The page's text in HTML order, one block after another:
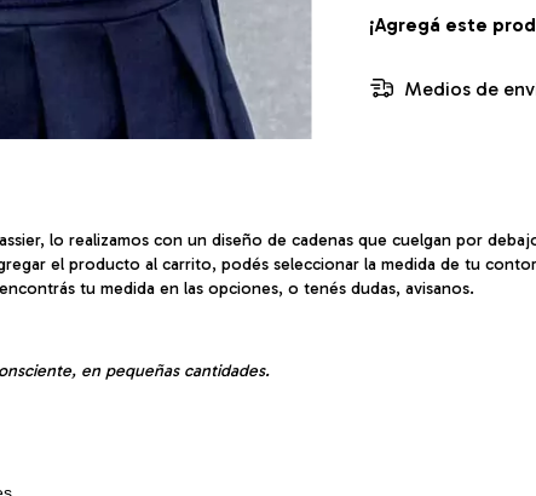
¡Agregá este
Medios de
lo realizamos con un diseño de cadenas que cuelgan por
el producto al carrito, podés seleccionar la medida de tu
tu medida en las opciones, o tenés dudas, avisanos.
en pequeñas cantidades.